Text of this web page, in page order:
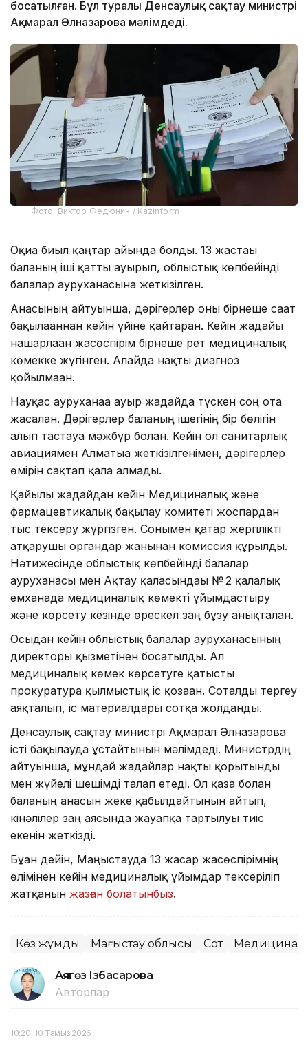
босатылған. Бұл туралы Денсаулық сақтау министрі
Ақмарал Әлназарова мәлімдеді.
Фото: Виктор Федюнин / Kazinform
Оқиға биыл қаңтар айында болды. 13 жастағы
баланың іші қатты ауырып, облыстық көпбейінді
балалар ауруханасына жеткізілген.
Анасының айтуынша, дәрігерлер оны бірнеше сағат
бақылағаннан кейін үйіне қайтарған. Кейін жағдайы
нашарлаған жасөспірім бірнеше рет медициналық
көмекке жүгінген. Алайда нақты диагноз
қойылмаған.
Науқас ауруханаға ауыр жағдайда түскен соң ота
жасалған. Дәрігерлер баланың ішегінің бір бөлігін
алып тастауға мәжбүр болған. Кейін ол санитарлық
авиациямен Алматыға жеткізілгенімен, дәрігерлер
өмірін сақтап қала алмады.
Қайғылы жағдайдан кейін Медициналық және
фармацевтикалық бақылау комитеті жоспардан
тыс тексеру жүргізген. Сонымен қатар жергілікті
атқарушы органдар жанынан комиссия құрылды.
Нәтижесінде облыстық көпбейінді балалар
ауруханасы мен Ақтау қаласындағы № 2 қалалық
емханада медициналық көмекті ұйымдастыру
және көрсету кезінде өрескел заң бұзу анықталған.
Осыдан кейін облыстық балалар ауруханасының
директоры қызметінен босатылды. Ал
медициналық көмек көрсетуге қатысты
прокуратура қылмыстық іс қозғаған. Соталды тергеу
аяқталып, іс материалдары сотқа жолданды.
Денсаулық сақтау министрі Ақмарал Әлназарова
істі бақылауда ұстайтынын мәлімдеді. Министрдің
айтуынша, мұндай жағдайлар нақты қорытынды
мен жүйелі шешімді талап етеді. Ол қаза болған
баланың анасын жеке қабылдайтынын айтып,
кінәлілер заң аясында жауапқа тартылуы тиіс
екенін жеткізді.
Бұған дейін, Маңғыстауда 13 жасар жасөспірімнің
өлімінен кейін медициналық ұйымдар тексеріліп
жатқанын жазған болатынбыз.
Көз жұмды Маңғыстау облысы Сот Медицина
Аягөз Ізбасарова
Авторлар
10:20, 10 Тамыз 2026